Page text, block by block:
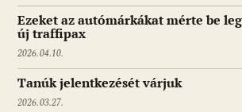
Ezeket az autómárkákat mérte be
új traffipax
2026.04.10.
Tanúk jelentkezését várjuk
2026.03.27.